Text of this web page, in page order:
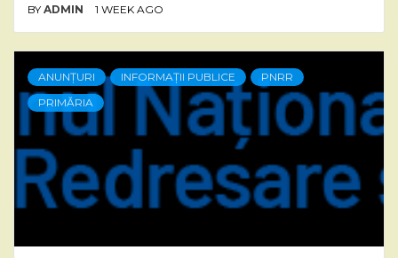
BY ADMIN 1 WEEK AGO
ANUNȚURI INFORMAȚII PUBLICE
PNRR
PRIMĂRIA